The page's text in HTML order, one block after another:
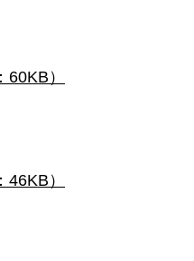
）
）